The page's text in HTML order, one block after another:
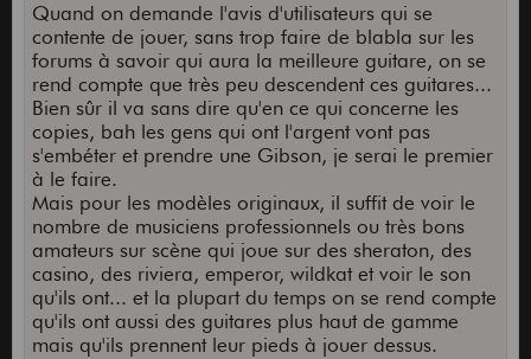
Quand on demande l'avis d'utilisateurs qui se
contente de jouer, sans trop faire de blabla sur les
forums à savoir qui aura la meilleure guitare, on se
rend compte que très peu descendent ces guitares...
Bien sûr il va sans dire qu'en ce qui concerne les
copies, bah les gens qui ont l'argent vont pas
s'embéter et prendre une Gibson, je serai le premier
à le faire.
Mais pour les modèles originaux, il suffit de voir le
nombre de musiciens professionnels ou très bons
amateurs sur scène qui joue sur des sheraton, des
casino, des riviera, emperor, wildkat et voir le son
qu'ils ont... et la plupart du temps on se rend compte
qu'ils ont aussi des guitares plus haut de gamme
mais qu'ils prennent leur pieds à jouer dessus.